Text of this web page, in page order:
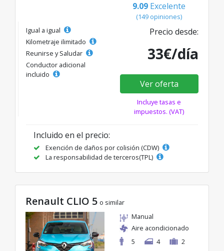
9.09 Excelente
(149 opiniones)
Igual a igual
Kilometraje ilimitado
Reunirse y Saludar
Conductor adicional
incluido
Precio desde:
33€/día
Ver oferta
Incluye tasas e
impuestos. (VAT)
Incluido en el precio:
Exención de daños por colisión (CDW)
La responsabilidad de terceros(TPL)
Renault CLIO 5 o similar
Manual
Aire acondicionado
5
4 2